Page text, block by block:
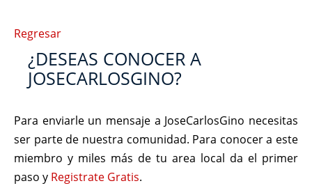
Regresar
¿DESEAS CONOCER A
JOSECARLOSGINO?
Para enviarle un mensaje a JoseCarlosGino necesitas
ser parte de nuestra comunidad. Para conocer a este
miembro y miles más de tu area local da el primer
paso y Registrate Gratis.